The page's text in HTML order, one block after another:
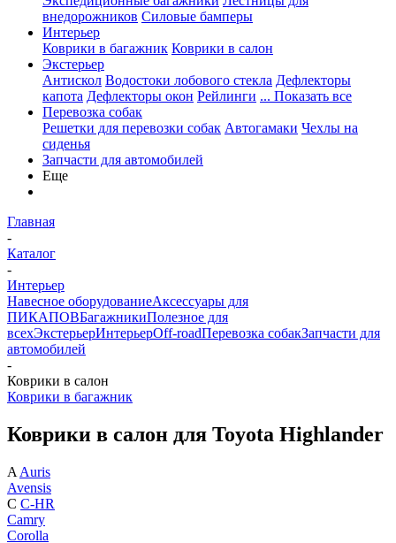
внедорожников Силовые бамперы
Интерьер
Коврики в багажник Коврики в салон
Экстерьер
Антискол Водостоки лобового стекла Дефлекторы
капота Дефлекторы окон Рейлинги ... Показать все
Перевозка собак
Решетки для перевозки собак Автогамаки Чехлы на
сиденья
Запчасти для автомобилей
Еще
Главная
-
Каталог
-
Интерьер
Навесное оборудованиеАксессуары для
ПИКАПОВБагажникиПолезное для
всехЭкстерьерИнтерьерOff-roadПеревозка собакЗапчасти для
автомобилей
-
Коврики в салон
Коврики в багажник
Коврики в салон для Toyota Highlander
A Auris
Avensis
C C-HR
Camry
Corolla